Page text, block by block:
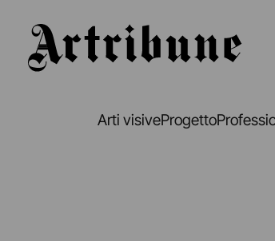
Arti visiveProgetto